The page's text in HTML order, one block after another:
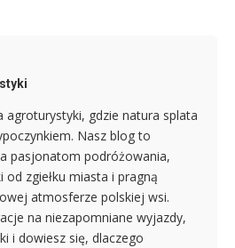
agroturystyki, gdzie natura splata
Nasz blog to
pasjonatom podróżowania,
zgiełku miasta i pragną
atmosferze polskiej wsi.
na niezapomniane wyjazdy,
i dowiesz się, dlaczego